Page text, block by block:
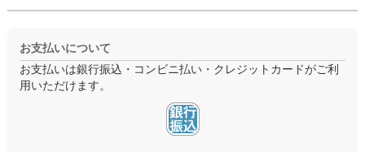
お支払いについて
お支払いは銀行振込・コンビニ払い・クレジットカードがご利
用いただけます。